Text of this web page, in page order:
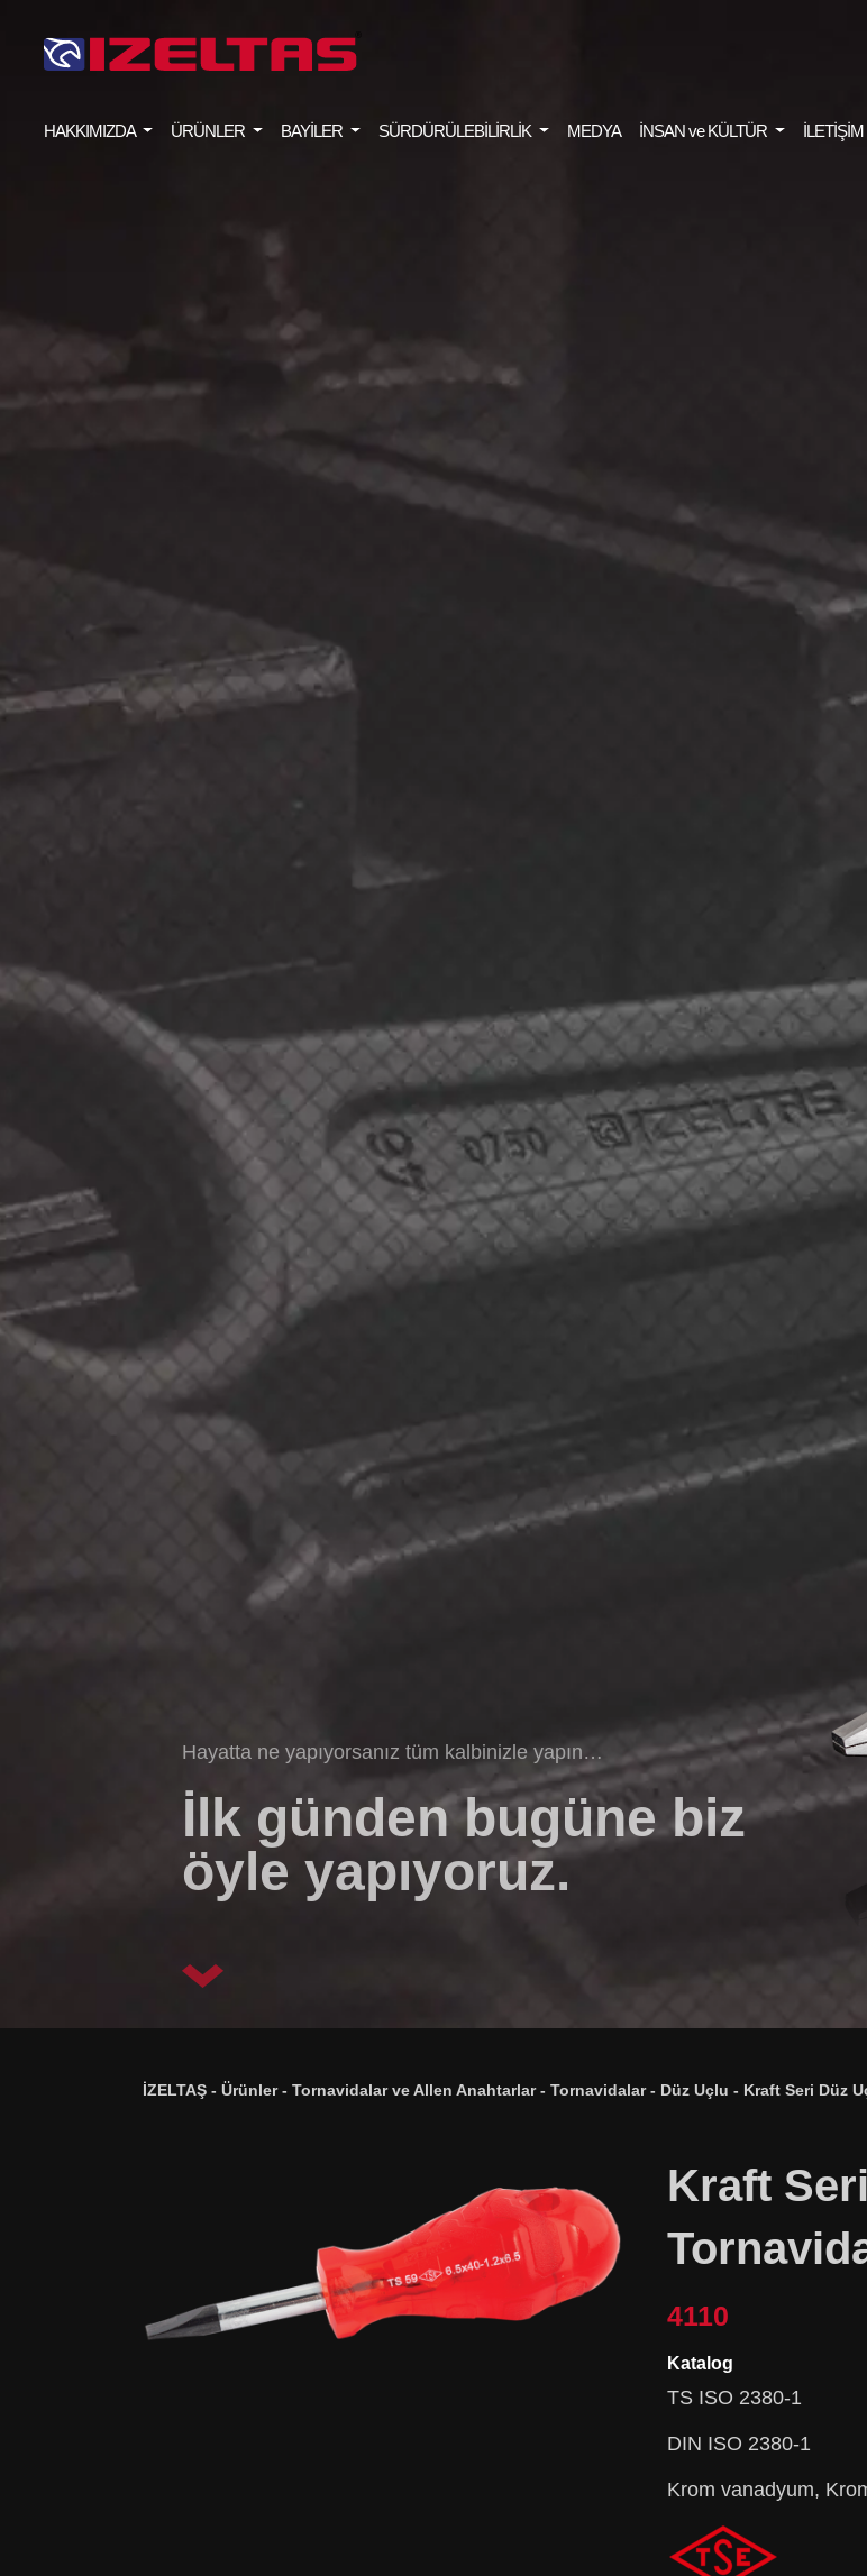
HAKKIMIZDA ÜRÜNLER BAYİLER SÜRDÜRÜLEBİLİRLİK MEDYA İNSAN ve KÜLTÜR İLETİŞİM
Hayatta ne yapıyorsanız tüm kalbinizle yapın…
İlk günden bugüne biz
öyle yapıyoruz.
İZELTAŞ - Ürünler- Tornavidalar ve Allen Anahtarlar- Tornavidalar- Düz Uçlu - Kraft Seri Düz
Kraft
4110
Katalog
TS ISO 2380-1
DIN ISO 2380-1
Krom vanadyum,